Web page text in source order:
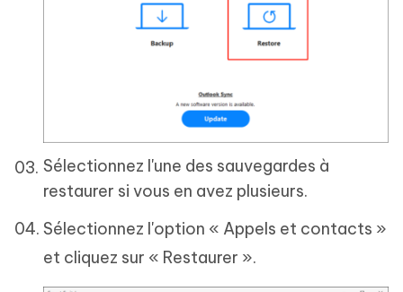
Sélectionnez l'une des sauvegardes à
restaurer si vous en avez plusieurs.
Sélectionnez l'option « Appels et contacts »
et cliquez sur « Restaurer ».